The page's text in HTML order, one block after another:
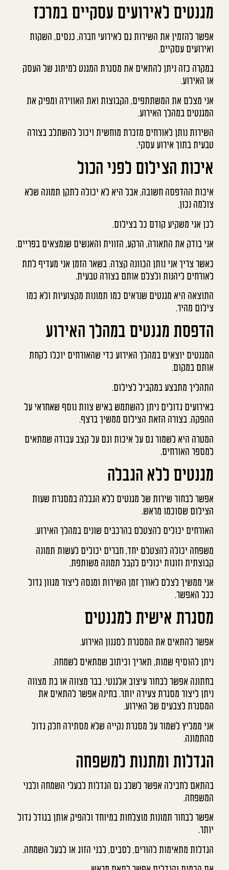
מגנטים לאירועים עסקיים במרכז
אפשר להזמין את השירות גם לאירועי חברה, כנסים, השקות
ואירועים עסקיים.
במקרה כזה ניתן להתאים את מסגרת המגנט למיתוג של העסק
או האירוע.
אני מצלם את המשתתפים, הקבוצות ואת האווירה ומפיק את
המגנטים במהלך האירוע.
השירות נותן לאורחים מזכרת מוחשית ויכול להשתלב בצורה
טבעית בתוך אירוע עסקי.
איכות הצילום לפני הכול
איכות ההדפסה חשובה, אבל היא לא יכולה לתקן תמונה שלא
צולמה נכון.
לכן אני משקיע קודם כל בצילום.
אני בודק את התאורה, הרקע, הזווית והאנשים שנמצאים בפריים.
כאשר צריך אני נותן הכוונה קצרה. בשאר הזמן אני מעדיף לתת
לאורחים ליהנות ולצלם אותם בצורה טבעית.
התוצאה היא מגנטים שנראים כמו תמונות מקצועיות ולא כמו
צילום מהיר.
הדפסת מגנטים במהלך האירוע
המגנטים יוצאים במהלך האירוע כדי שהאורחים יוכלו לקחת
אותם במקום.
התהליך מתבצע במקביל לצילום.
באירועים גדולים ניתן להשתמש באיש צוות נוסף שאחראי על
ההפקה. בצורה הזאת הצילום ממשיך ברצף.
המטרה היא לשמור גם על איכות וגם על קצב עבודה שמתאים
למספר האורחים.
מגנטים ללא הגבלה
אפשר לבחור שירות של מגנטים ללא הגבלה במסגרת שעות
הצילום שסוכמו מראש.
האורחים יכולים להצטלם בהרכבים שונים במהלך האירוע.
משפחה יכולה להצטלם יחד, חברים יכולים לעשות תמונה
קבוצתית וזוגות יכולים לקבל תמונה משותפת.
אני ממשיך לצלם לאורך זמן השירות ומנסה ליצור מגוון גדול
ככל האפשר.
מסגרת אישית למגנטים
אפשר להתאים את המסגרת לסגנון האירוע.
ניתן להוסיף שמות, תאריך וכיתוב שמתאים לשמחה.
בחתונה אפשר לבחור עיצוב אלגנטי. בבר מצווה או בת מצווה
ניתן ליצור מסגרת צעירה יותר. בחינה אפשר להתאים את
המסגרת לצבעים של האירוע.
אני ממליץ לשמור על מסגרת נקייה שלא מסתירה חלק גדול
מהתמונה.
הגדלות ומתנות למשפחה
בהתאם לחבילה אפשר לשלב גם הגדלות לבעלי השמחה ולבני
המשפחה.
אפשר לבחור תמונות מוצלחות במיוחד ולהפיק אותן בגודל גדול
יותר.
הגדלות מתאימות להורים, לסבים, לבני הזוג או לבעל השמחה.